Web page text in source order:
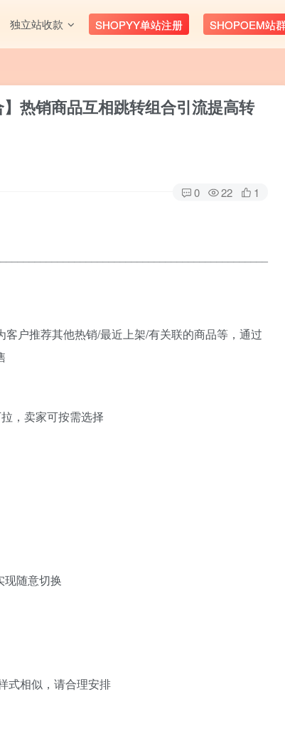
独立站收款 SHOPYY单站注册 SHOPOEM站
热销商品互相跳转组合引流提高转
0 22 1
户推荐其他热销/最近上架/有关联的商品等，通过
，卖家可按需选择
现随意切换
式相似，请合理安排